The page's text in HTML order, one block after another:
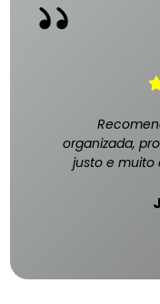
organizada,
justo e muito